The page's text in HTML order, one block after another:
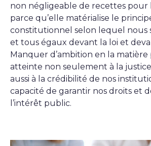
non négligeable de recettes pour
parce qu’elle matérialise le
constitutionnel selon lequel nous
et tous égaux devant la loi et
Manquer d’ambition en la matière
atteinte non seulement à la justice
aussi à la crédibilité de nos
capacité de garantir nos droits et
l’intérêt public.